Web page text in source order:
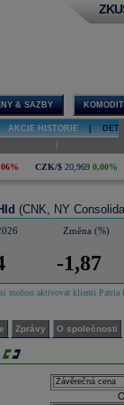
& SAZBY
AKCIE HISTORIE
CZK/$ 20,969 0,00%
(CNK, NY
Změna (%)
-1,87
si mohou aktivovat klienti
Zprávy O společnosti